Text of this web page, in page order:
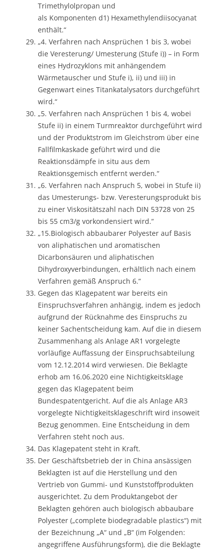
Trimethylolpropan und
als Komponenten d1) Hexamethylendiisocyanat
enthält.“
„4. Verfahren nach Ansprüchen 1 bis 3, wobei
die Veresterung/ Umesterung (Stufe i)) – in Form
eines Hydrozyklons mit anhängendem
Wärmetauscher und Stufe i), ii) und iii) in
Gegenwart eines Titankatalysators durchgeführt
wird.“
„5. Verfahren nach Ansprüchen 1 bis 4, wobei
Stufe ii) in einem Turmreaktor durchgeführt wird
und der Produktstrom im Gleichstrom über eine
Fallfilmkaskade geführt wird und die
Reaktionsdämpfe in situ aus dem
Reaktionsgemisch entfernt werden.“
„6. Verfahren nach Anspruch 5, wobei in Stufe ii)
das Umesterungs- bzw. Veresterungsprodukt bis
zu einer Viskositätszahl nach DIN 53728 von 25
bis 55 cm3/g vorkondensiert wird.“
„15.Biologisch abbaubarer Polyester auf Basis
von aliphatischen und aromatischen
Dicarbonsäuren und aliphatischen
Dihydroxyverbindungen, erhältlich nach einem
Verfahren gemäß Anspruch 6.“
Gegen das Klagepatent war bereits ein
Einspruchsverfahren anhängig, indem es jedoch
aufgrund der Rücknahme des Einspruchs zu
keiner Sachentscheidung kam. Auf die in diesem
Zusammenhang als Anlage AR1 vorgelegte
vorläufige Auffassung der Einspruchsabteilung
vom 12.12.2014 wird verwiesen. Die Beklagte
erhob am 16.06.2020 eine Nichtigkeitsklage
gegen das Klagepatent beim
Bundespatentgericht. Auf die als Anlage AR3
vorgelegte Nichtigkeitsklageschrift wird insoweit
Bezug genommen. Eine Entscheidung in dem
Verfahren steht noch aus.
Das Klagepatent steht in Kraft.
Der Geschäftsbetrieb der in China ansässigen
Beklagten ist auf die Herstellung und den
Vertrieb von Gummi- und Kunststoffprodukten
ausgerichtet. Zu dem Produktangebot der
Beklagten gehören auch biologisch abbaubare
Polyester („complete biodegradable plastics“) mit
der Bezeichnung „A“ und „B“ (im Folgenden:
angegriffene Ausführungsform), die die Beklagte